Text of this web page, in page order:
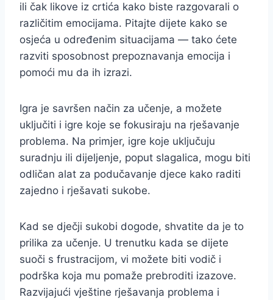
ili čak likove iz crtića kako biste razgovarali o
različitim emocijama. Pitajte dijete kako se
osjeća u određenim situacijama — tako ćete
razviti sposobnost prepoznavanja emocija i
pomoći mu da ih izrazi.
Igra je savršen način za učenje, a možete
uključiti i igre koje se fokusiraju na rješavanje
problema. Na primjer, igre koje uključuju
suradnju ili dijeljenje, poput slagalica, mogu biti
odličan alat za podučavanje djece kako raditi
zajedno i rješavati sukobe.
Kad se dječji sukobi dogode, shvatite da je to
prilika za učenje. U trenutku kada se dijete
suoči s frustracijom, vi možete biti vodič i
podrška koja mu pomaže prebroditi izazove.
Razvijajući vještine rješavanja problema i